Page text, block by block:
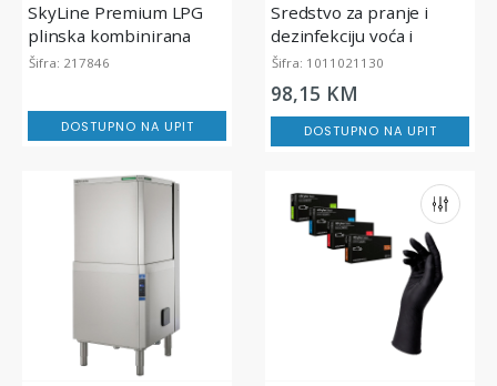
SkyLine Premium LPG
plinska kombinirana
pećnica 6GN 1/1
Šifra: 217846
DOSTUPNO NA UPIT
Sredstvo za pranje i
dezinfekciju voća i
povrća Suma Chlor D4.4 ,
5L
Šifra: 1011021130
98,15 KM
DOSTUPNO NA UPIT